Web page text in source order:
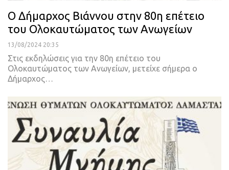
Ο Δήμαρχος Βιάννου στην 80η επέτειο
του Ολοκαυτώματος των Ανωγείων
13/08/2024 20:35
Στις εκδηλώσεις για την 80η επέτειο του
Ολοκαυτώματος των Ανωγείων, μετείχε σήμερα ο
Δήμαρχος…